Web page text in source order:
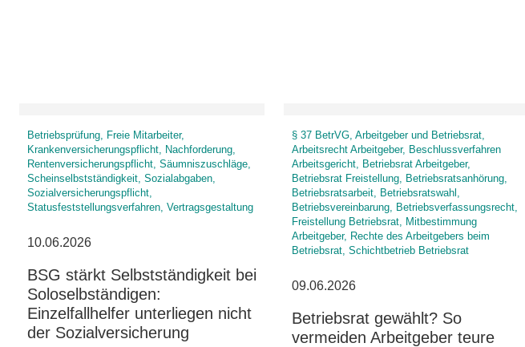
Betriebsprüfung, Freie Mitarbeiter,
Krankenversicherungspflicht, Nachforderung,
Rentenversicherungspflicht, Säumniszuschläge,
Scheinselbstständigkeit, Sozialabgaben,
Sozialversicherungspflicht,
Statusfeststellungsverfahren, Vertragsgestaltung
10.06.2026
BSG stärkt Selbstständigkeit bei
Soloselbständigen:
Einzelfallhelfer unterliegen nicht
der Sozialversicherung
§ 37 BetrVG, Arbeitgeber und Betriebsrat,
Arbeitsrecht Arbeitgeber, Beschlussverfahren
Arbeitsgericht, Betriebsrat Arbeitgeber,
Betriebsrat Freistellung, Betriebsratsanhörung,
Betriebsratsarbeit, Betriebsratswahl,
Betriebsvereinbarung, Betriebsverfassungsrecht,
Freistellung Betriebsrat, Mitbestimmung
Arbeitgeber, Rechte des Arbeitgebers beim
Betriebsrat, Schichtbetrieb Betriebsrat
09.06.2026
Betriebsrat gewählt? So
vermeiden Arbeitgeber teure